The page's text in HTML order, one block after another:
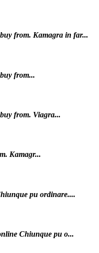
from. Kamagra in far...
buy from...
from. Viagra...
Kamagr...
pu ordinare....
Chiunque pu o...